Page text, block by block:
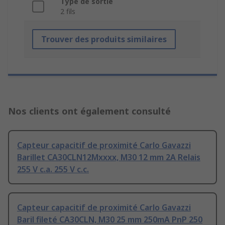
2 fils
Trouver des produits similaires
Nos clients ont également consulté
Capteur capacitif de proximité Carlo Gavazzi
Barillet CA30CLN12Mxxxx, M30 12 mm 2A Relais
255 V c.a. 255 V c.c.
Capteur capacitif de proximité Carlo Gavazzi
Baril fileté CA30CLN, M30 25 mm 250mA PnP 250